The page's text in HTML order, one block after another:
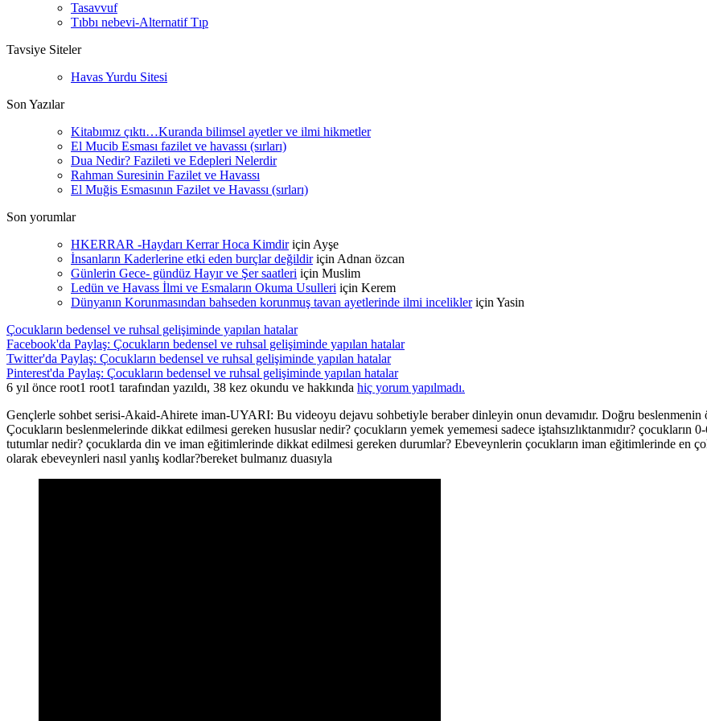
Tasavvuf
Tıbbı nebevi-Alternatif Tıp
Tavsiye Siteler
Havas Yurdu Sitesi
Son Yazılar
Kitabımız çıktı…Kuranda bilimsel ayetler ve ilmi hikmetler
El Mucib Esması fazilet ve havassı (sırları)
Dua Nedir? Fazileti ve Edepleri Nelerdir
Rahman Suresinin Fazilet ve Havassı
El Muğis Esmasının Fazilet ve Havassı (sırları)
Son yorumlar
HKERRAR -Haydarı Kerrar Hoca Kimdiriçin Ayşe
İnsanların Kaderlerine etki eden burçlar değildiriçin Adnan özcan
Günlerin Gece- gündüz Hayır ve Şer saatleri için Muslim
Ledün ve Havass İlmi ve Esmaların Okuma Usulleri için Kerem
Dünyanın Korunmasından bahseden korunmuş tavan ayetlerinde ilmi incelikleriçin Yasin
Çocukların bedensel ve ruhsal gelişiminde yapılan hatalar
Facebook'da Paylaş: Çocukların bedensel ve ruhsal gelişiminde yapılan hatalar
Twitter'da Paylaş: Çocukların bedensel ve ruhsal gelişiminde yapılan hatalar
Pinterest'da Paylaş: Çocukların bedensel ve ruhsal gelişiminde yapılan hatalar
6 yıl önce root1 root1 tarafından yazıldı, 38 kez okundu ve hakkında hiç yorum yapılmadı.
Gençlerle sohbet serisi-Akaid-Ahirete iman-UYARI: Bu videoyu dejavu sohbetiyle beraber dinleyin onun devamıdır. Doğru
Çocukların beslenmelerinde dikkat edilmesi gereken hususlar nedir? çocukların yemek yememesi sadece iştahsızlıktanmıdır? çocukların
tutumlar nedir? çocuklarda din ve iman eğitimlerinde dikkat edilmesi gereken durumlar? Ebeveynlerin çocukların iman eğitimlerinde en
olarak ebeveynleri nasıl yanlış kodlar?bereket bulmanız duasıyla